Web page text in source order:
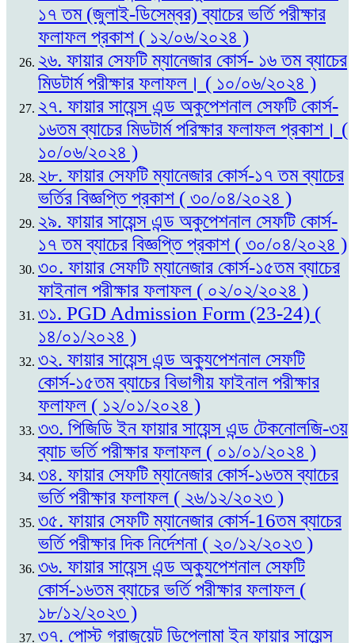
১৭ তম (জুলাই-ডিসেম্বর) ব্যাচের ভর্তি পরীক্ষার
ফলাফল প্রকাশ ( ১২/০৬/২০২৪ )
২৬. ফায়ার সেফটি ম্যানেজার কোর্স- ১৬ তম ব্যাচের
মিডটার্ম পরীক্ষার ফলাফল। ( ১০/০৬/২০২৪ )
২৭. ফায়ার সায়েন্স এন্ড অকুপেশনাল সেফটি কোর্স-
১৬তম ব্যাচের মিডটার্ম পরিক্ষার ফলাফল প্রকাশ। (
১০/০৬/২০২৪ )
২৮. ফায়ার সেফটি ম্যানেজার কোর্স-১৭ তম ব্যাচের
ভর্তির বিজ্ঞপ্তি প্রকাশ ( ৩০/০৪/২০২৪ )
২৯. ফায়ার সায়েন্স এন্ড অকুপেশনাল সেফটি কোর্স-
১৭ তম ব্যাচের বিজ্ঞপ্তি প্রকাশ ( ৩০/০৪/২০২৪ )
৩০. ফায়ার সেফটি ম্যানেজার কোর্স-১৫তম ব্যাচের
ফাইনাল পরীক্ষার ফলাফল ( ০২/০২/২০২৪ )
৩১. PGD Admission Form (23-24) (
১৪/০১/২০২৪ )
৩২. ফায়ার সায়েন্স এন্ড অক্যুপেশনাল সেফটি
কোর্স-১৫তম ব্যাচের বিভাগীয় ফাইনাল পরীক্ষার
ফলাফল ( ১২/০১/২০২৪ )
৩৩. পিজিডি ইন ফায়ার সায়েন্স এন্ড টেকনোলজি-৩য়
ব্যাচ ভর্তি পরীক্ষার ফলাফল ( ০১/০১/২০২৪ )
৩৪. ফায়ার সেফটি ম্যানেজার কোর্স-১৬তম ব্যাচের
ভর্তি পরীক্ষার ফলাফল ( ২৬/১২/২০২৩ )
৩৫. ফায়ার সেফটি ম্যানেজার কোর্স-16তম ব্যাচের
ভর্তি পরীক্ষার দিক নির্দেশনা ( ২০/১২/২০২৩ )
৩৬. ফায়ার সায়েন্স এন্ড অক্যুপেশনাল সেফটি
কোর্স-১৬তম ব্যাচের ভর্তি পরীক্ষার ফলাফল (
১৮/১২/২০২৩ )
৩৭. পোস্ট গ্রাজুয়েট ডিপ্লোমা ইন ফায়ার সায়েন্স